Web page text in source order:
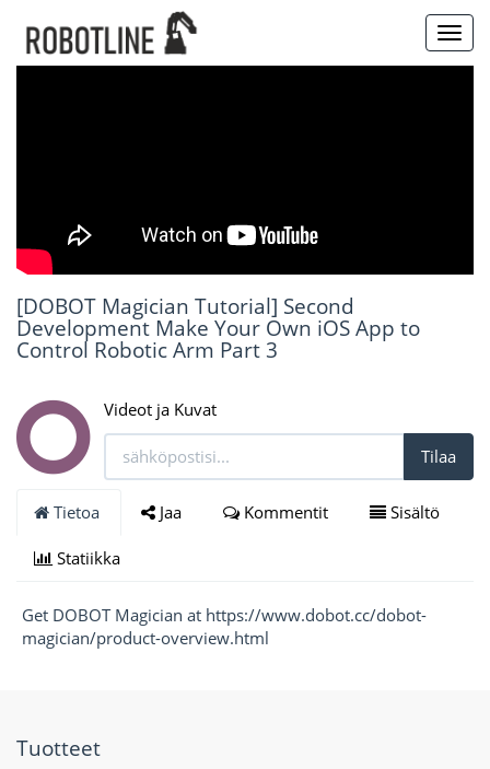
[DOBOT Magician Tutorial] Second
Development Make Your Own iOS App to
Control Robotic Arm Part 3
Videot ja Kuvat
Tilaa
Tietoa Jaa Kommentit Sisältö
Statiikka
Get DOBOT Magician at https://www.dobot.cc/dobot-
magician/product-overview.html
Tuotteet